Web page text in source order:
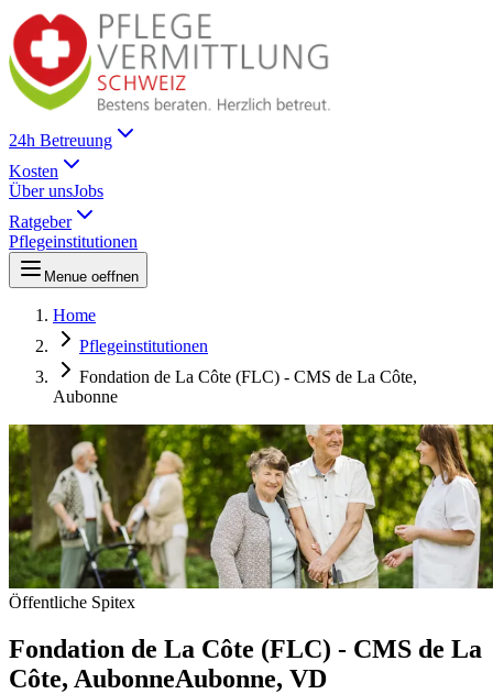
24h Betreuung
Kosten
Über unsJobs
Ratgeber
Pflegeinstitutionen
Menue oeffnen
Home
Pflegeinstitutionen
Fondation de La Côte (FLC) - CMS de La Côte,
Aubonne
Öffentliche Spitex
Fondation de La Côte (FLC) - CMS de La
Côte, AubonneAubonne, VD